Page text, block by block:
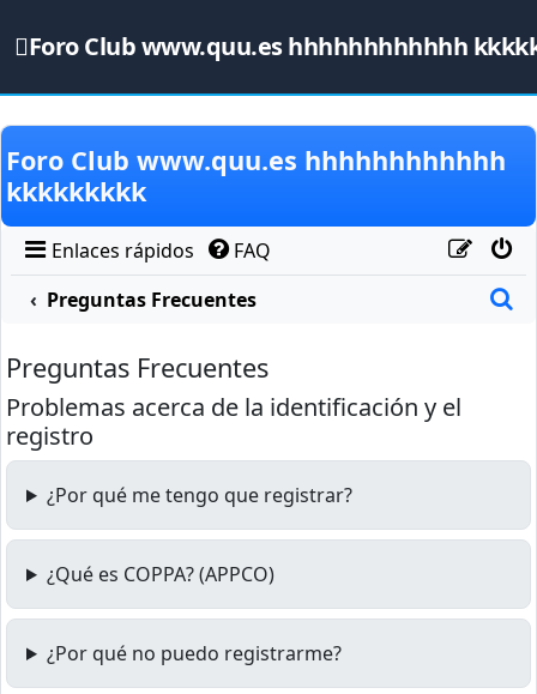
Foro Club www.quu.es hhhhhhhhhhhh
Obviar
Foro Club www.quu.es hhhhhhhhhhhh
kkkkkkkkk
Enlaces rápidos
FAQ
Preguntas Frecuentes
Preguntas Frecuentes
Problemas acerca de la identificación y el
registro
¿Por qué me tengo que registrar?
¿Qué es COPPA? (APPCO)
¿Por qué no puedo registrarme?